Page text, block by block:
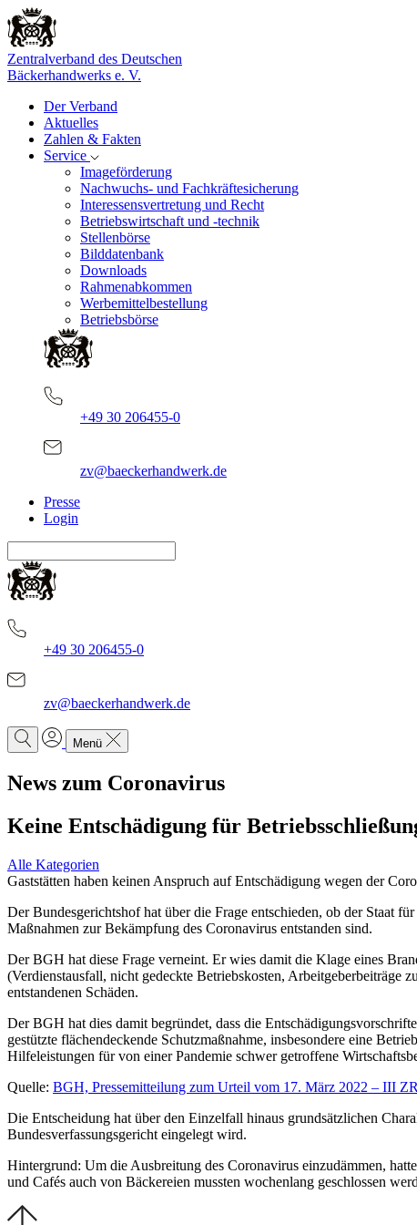
Zentralverband des Deutschen
Bäckerhandwerks e. V.
Der Verband
Aktuelles
Zahlen & Fakten
Service
Imageförderung
Nachwuchs- und Fachkräftesicherung
Interessensvertretung und Recht
Betriebswirtschaft und -technik
Stellenbörse
Bilddatenbank
Downloads
Rahmenabkommen
Werbemittelbestellung
Betriebsbörse
+49 30 206455-0
zv@baeckerhandwerk.de
Presse
Login
+49 30 206455-0
zv@baeckerhandwerk.de
Menü
News zum Coronavirus
Keine Entschädigung für
Alle Kategorien
Gaststätten haben keinen Anspruch auf Entschädigung wegen der
Der Bundesgerichtshof hat über die Frage entschieden, ob der Staat
Maßnahmen zur Bekämpfung des Coronavirus entstanden sind.
Der BGH hat diese Frage verneint. Er wies damit die Klage eines
(Verdienstausfall, nicht gedeckte Betriebskosten, Arbeitgeberbeiträge
entstandenen Schäden.
Der BGH hat dies damit begründet, dass die
gestützte flächendeckende Schutzmaßnahme, insbesondere eine
Hilfeleistungen für von einer Pandemie schwer getroffene
Quelle: BGH, Pressemitteilung zum Urteil vom 17. März 2022 – III
Die Entscheidung hat über den Einzelfall hinaus grundsätzlichen
Bundesverfassungsgericht eingelegt wird.
Hintergrund: Um die Ausbreitung des Coronavirus einzudämmen,
und Cafés auch von Bäckereien mussten wochenlang geschlossen